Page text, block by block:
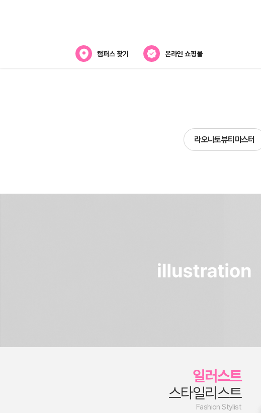
캠퍼스 찾기 온라인 쇼핑몰
스타일리스트
에스테틱
라오나토뷰티마스터
일러스트
스타일리스트
Fashion Stylist